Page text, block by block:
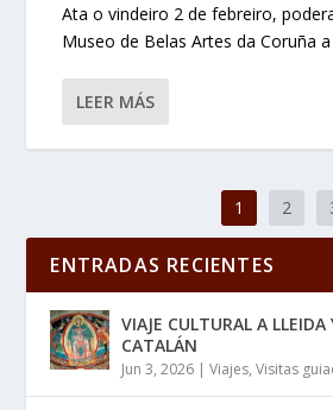
Ata o vindeiro 2 de febreiro,
Museo de Belas Artes da Coruña
LEER MÁS
1 2
ENTRADAS RECIENTES
VIAJE CULTURAL A
CATALÁN
Jun 3, 2026 |Viajes,Visitas